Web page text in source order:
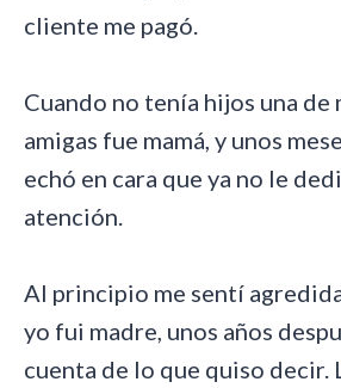
cliente me pagó.
Cuando no tenía hijos una de
amigas fue mamá, y unos
echó en cara que ya no le
atención.
Al principio me sentí
yo fui madre, unos años
cuenta de lo que quiso decir.